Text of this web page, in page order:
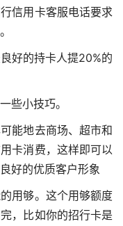
信用卡客服电话要求
好的持卡人提20%的
些小技巧。
能地去商场、超市和
卡消费，这样即可以
好的优质客户形象
用够。这个用够额度
，比如你的招行卡是